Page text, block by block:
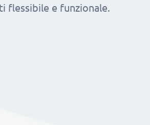
flessibile e funzionale.